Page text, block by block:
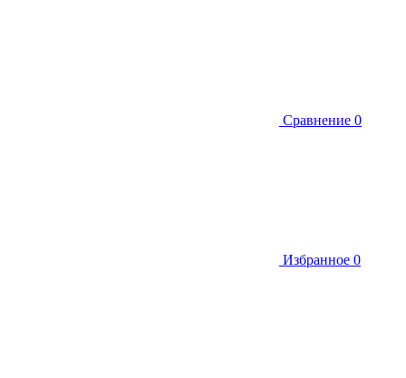
Сравнение 0
Избранное 0